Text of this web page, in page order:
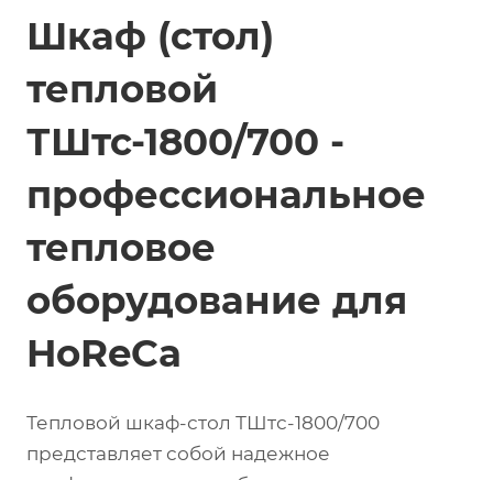
Шкаф (стол)
тепловой
ТШтс-1800/700 -
профессиональное
тепловое
оборудование для
HoReCa
Тепловой шкаф-стол ТШтс-1800/700
представляет собой надежное